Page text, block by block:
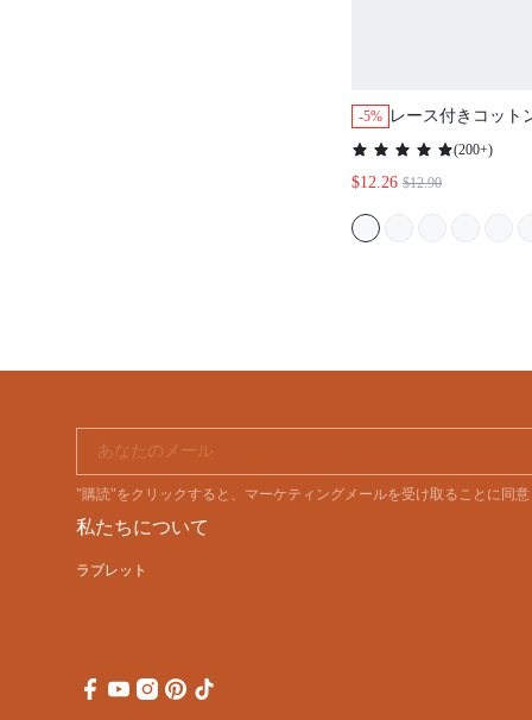
-5% レース付きコット
ーシックブリー
ーラルプリント
パンティー
(200+)
$12.26 $12.90
あなたのメール
"購読"をクリックすると、マーケティングメールを受け取ることに同
私たちについて
ラブレット